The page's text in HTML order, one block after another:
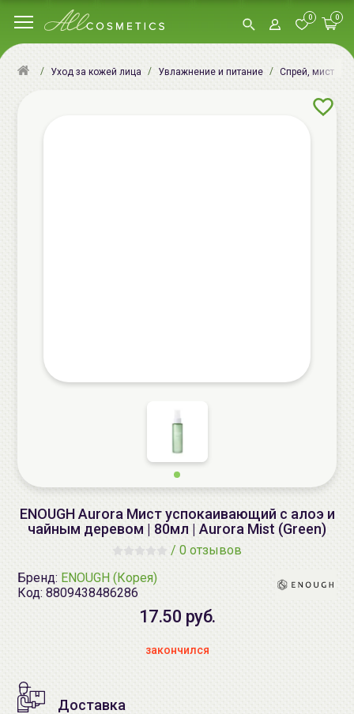
0 0
Уход за кожей лица Увлажнение и питание Спрей, мист
ENOUGH Aurora Мист успокаивающий с алоэ и
чайным деревом | 80мл | Aurora Mist (Green)
/ 0 отзывов
Бренд: ENOUGH (Корея)
Код: 8809438486286
17.50 руб.
закончился
Доставка